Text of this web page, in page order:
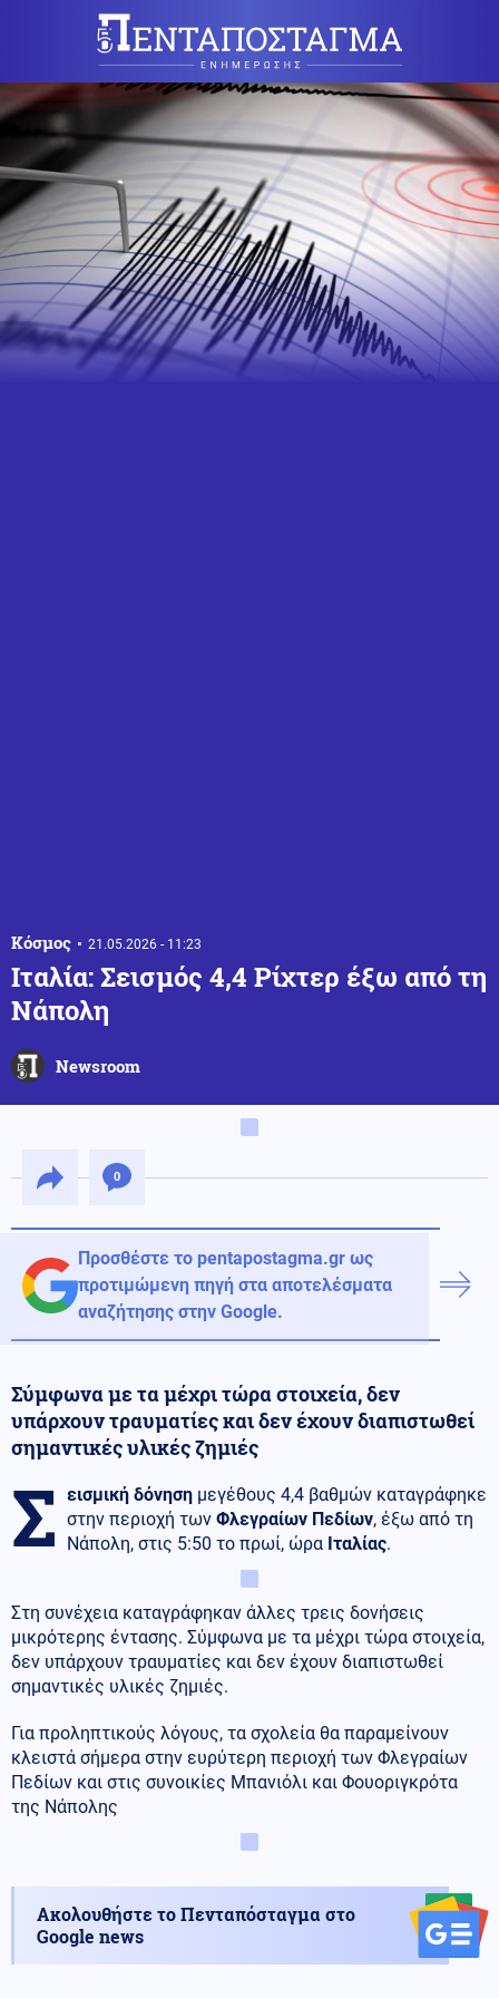
Κόσμος 21.05.2026 - 11:23
Ιταλία: Σεισμός 4,4 Ρίχτερ έξω από τη
Νάπολη
Newsroom
0
Προσθέστε το pentapostagma.gr ως
προτιμώμενη πηγή στα αποτελέσματα
αναζήτησης στην Google.
Σύμφωνα με τα μέχρι τώρα στοιχεία, δεν
υπάρχουν τραυματίες και δεν έχουν διαπιστωθεί
σημαντικές υλικές ζημιές
Σ εισμική δόνηση μεγέθους 4,4 βαθμών καταγράφηκε
στην περιοχή των Φλεγραίων Πεδίων, έξω από τη
Νάπολη, στις 5:50 το πρωί, ώρα Ιταλίας.
Στη συνέχεια καταγράφηκαν άλλες τρεις δονήσεις
μικρότερης έντασης. Σύμφωνα με τα μέχρι τώρα στοιχεία,
δεν υπάρχουν τραυματίες και δεν έχουν διαπιστωθεί
σημαντικές υλικές ζημιές.
Για προληπτικούς λόγους, τα σχολεία θα παραμείνουν
κλειστά σήμερα στην ευρύτερη περιοχή των Φλεγραίων
Πεδίων και στις συνοικίες Μπανιόλι και Φουοριγκρότα
της Νάπολης
Ακολουθήστε το Πενταπόσταγμα στο
Google news